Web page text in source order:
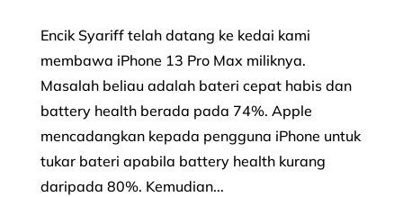
Encik Syariff telah datang ke kedai kami
membawa iPhone 13 Pro Max miliknya.
Masalah beliau adalah bateri cepat habis dan
battery health berada pada 74%. Apple
mencadangkan kepada pengguna iPhone untuk
tukar bateri apabila battery health kurang
daripada 80%. Kemudian...